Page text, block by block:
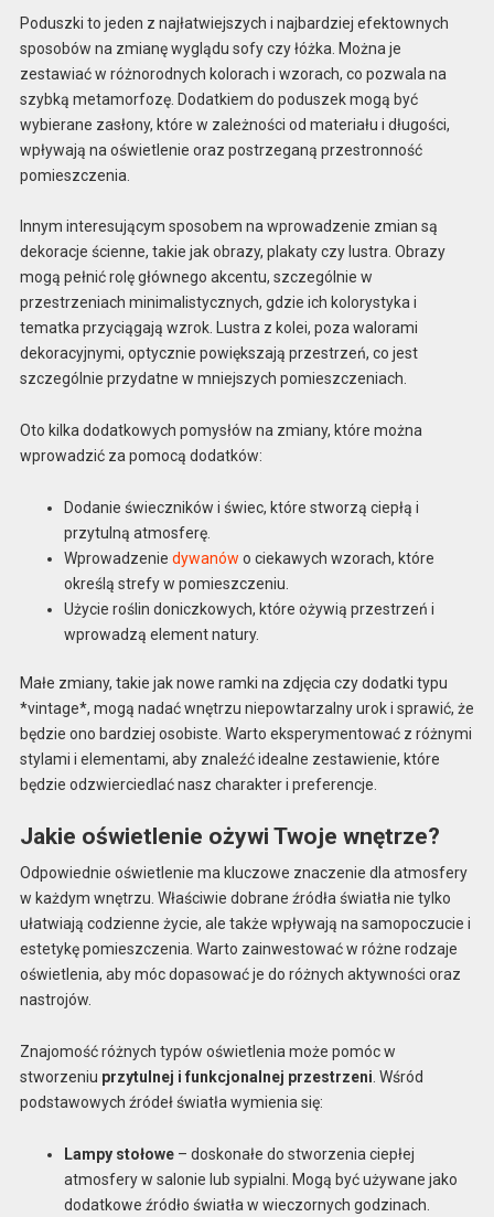
Poduszki to jeden z najłatwiejszych i najbardziej efektownych
sposobów na zmianę wyglądu sofy czy łóżka. Można je
zestawiać w różnorodnych kolorach i wzorach, co pozwala na
szybką metamorfozę. Dodatkiem do poduszek mogą być
wybierane zasłony, które w zależności od materiału i długości,
wpływają na oświetlenie oraz postrzeganą przestronność
pomieszczenia.
Innym interesującym sposobem na wprowadzenie zmian są
dekoracje ścienne, takie jak obrazy, plakaty czy lustra. Obrazy
mogą pełnić rolę głównego akcentu, szczególnie w
przestrzeniach minimalistycznych, gdzie ich kolorystyka i
tematka przyciągają wzrok. Lustra z kolei, poza walorami
dekoracyjnymi, optycznie powiększają przestrzeń, co jest
szczególnie przydatne w mniejszych pomieszczeniach.
Oto kilka dodatkowych pomysłów na zmiany, które można
wprowadzić za pomocą dodatków:
Dodanie świeczników i świec, które stworzą ciepłą i
przytulną atmosferę.
Wprowadzenie dywanów o ciekawych wzorach, które
określą strefy w pomieszczeniu.
Użycie roślin doniczkowych, które ożywią przestrzeń i
wprowadzą element natury.
Małe zmiany, takie jak nowe ramki na zdjęcia czy dodatki typu
*vintage*, mogą nadać wnętrzu niepowtarzalny urok i sprawić, że
będzie ono bardziej osobiste. Warto eksperymentować z różnymi
stylami i elementami, aby znaleźć idealne zestawienie, które
będzie odzwierciedlać nasz charakter i preferencje.
Jakie oświetlenie ożywi Twoje wnętrze?
Odpowiednie oświetlenie ma kluczowe znaczenie dla atmosfery
w każdym wnętrzu. Właściwie dobrane źródła światła nie tylko
ułatwiają codzienne życie, ale także wpływają na samopoczucie i
estetykę pomieszczenia. Warto zainwestować w różne rodzaje
oświetlenia, aby móc dopasować je do różnych aktywności oraz
nastrojów.
Znajomość różnych typów oświetlenia może pomóc w
stworzeniu przytulnej i funkcjonalnej przestrzeni . Wśród
podstawowych źródeł światła wymienia się:
Lampy stołowe– doskonałe do stworzenia ciepłej
atmosfery w salonie lub sypialni. Mogą być używane jako
dodatkowe źródło światła w wieczornych godzinach.